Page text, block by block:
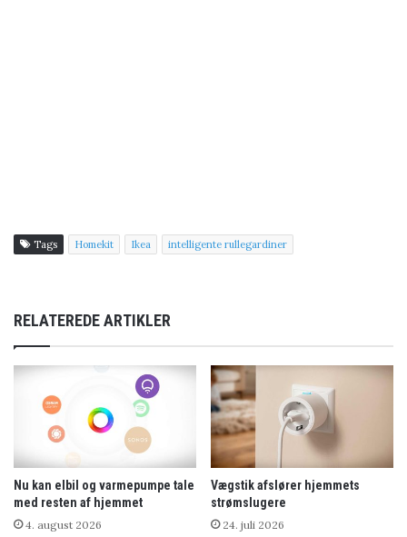
Tags Homekit Ikea intelligente rullegardiner
RELATEREDE ARTIKLER
Nu kan elbil og varmepumpe tale
med resten af hjemmet
4. august 2026
Vægstik afslører hjemmets
strømslugere
24. juli 2026